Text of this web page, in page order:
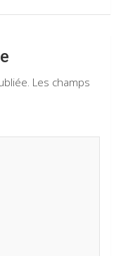
Les champs